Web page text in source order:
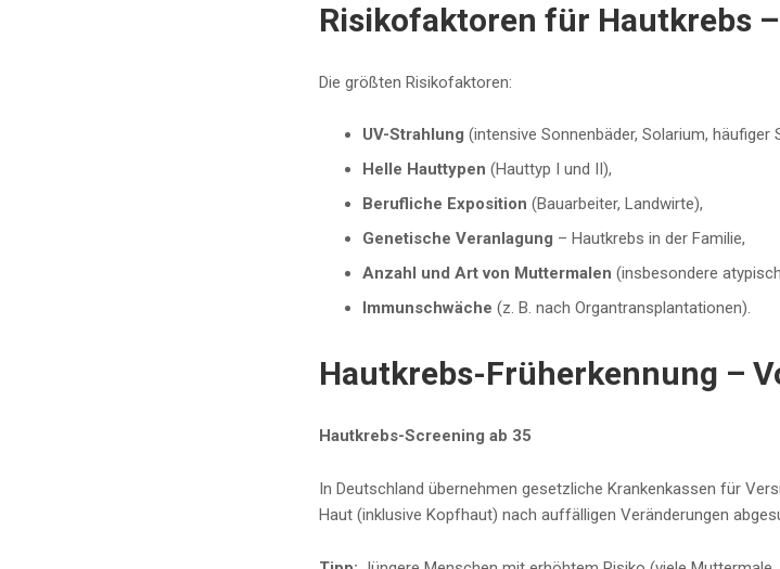
Risikofaktoren für Hautkrebs
Die größten Risikofaktoren:
UV-Strahlung (intensive Sonnenbäder, Solarium, häufiger
Helle Hauttypen (Hauttyp I und II),
Berufliche Exposition (Bauarbeiter, Landwirte),
Genetische Veranlagung – Hautkrebs in der Familie,
Anzahl und Art von Muttermalen (insbesondere
Immunschwäche (z. B. nach Organtransplantationen).
Hautkrebs-Früherkennung –
Hautkrebs-Screening ab 35
In Deutschland übernehmen gesetzliche Krankenkassen für
Haut (inklusive Kopfhaut) nach auffälligen Veränderungen